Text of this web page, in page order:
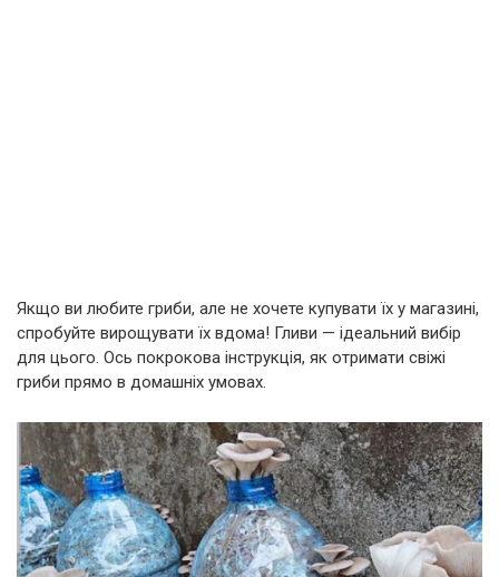
Якщо ви любите гриби, але не хочете купувати їх у магазині,
спробуйте вирощувати їх вдома! Гливи — ідеальний вибір
для цього. Ось покрокова інструкція, як отримати свіжі
гриби прямо в домашніх умовах.